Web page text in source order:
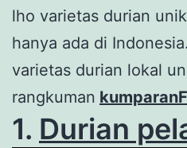
lho varietas durian
hanya ada di
varietas durian lokal
rangkuman
1. Durian